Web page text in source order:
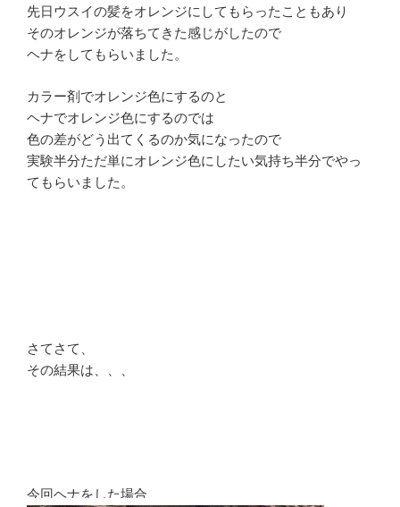
先日ウスイの髪をオレンジにしてもらったこともあり
そのオレンジが落ちてきた感じがしたので
ヘナをしてもらいました。
カラー剤でオレンジ色にするのと
ヘナでオレンジ色にするのでは
色の差がどう出てくるのか気になったので
実験半分ただ単にオレンジ色にしたい気持ち半分でやっ
てもらいました。
さてさて、
その結果は、、、
今回ヘナをした場合